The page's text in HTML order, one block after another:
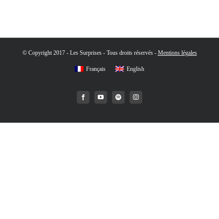
© Copyright 2017 - Les Surprises - Tous droits réservés - Mentions légales
Français English
FacebookYouTubeSpotifyInstagram